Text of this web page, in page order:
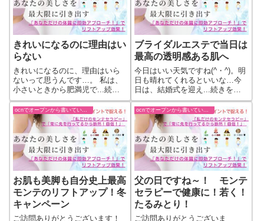
きれいになるのに理由はい
らない
きれいになるのに、理由はいら
ないって思うんです…。 私は、
小さいときから肥満児で...続き
をもっと見る
ブライダルエステで当日は
最高の透明感ある肌へ
今日はいい天気ですね(^・^)。明
日も晴れてくれるといいな…今
日は、結婚式を迎え...続きをも
っと見る
ocnでオープンから書いていた過去ブログ
お肌も美脚も自分史上最高
モンテのリフトアップ！冬
キャンペーン
ご訪問ありがとうございます！
ocnでオープンから書いていた過去ブログ
父の日ですね～！ モンテ
セラピーで健康に！若く！
たるみとり！
ご訪問ありがとうございま